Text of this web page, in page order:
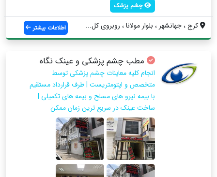
چشم پزشک
کرج ، جهانشهر ، بلوار مولانا ، روبروی کل... اطلاعات بیشتر
مطب چشم پزشکی و عینک نگاه
انجام کلیه معاینات چشم پزشکی توسط
متخصص و اپتومتریست | طرف قرارداد مستقیم
با بیمه نیرو های مسلح و بیمه های تکمیلی |
ساخت عینک در سریع ترین زمان ممکن